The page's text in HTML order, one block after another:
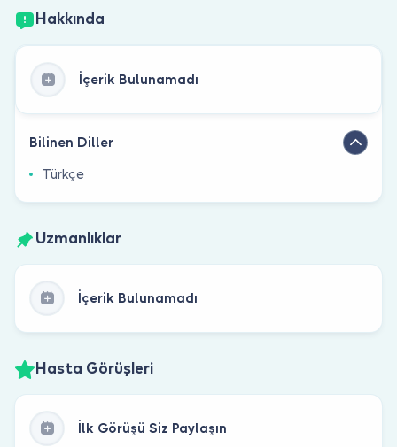
Hakkında
İçerik Bulunamadı
Bilinen Diller
Türkçe
Uzmanlıklar
İçerik Bulunamadı
Hasta Görüşleri
İlk Görüşü Siz Paylaşın